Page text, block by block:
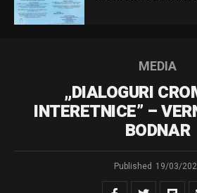
MEDIA
„DIALOGURI
INTERETNICE” –
BODNAR
Published 19/03/